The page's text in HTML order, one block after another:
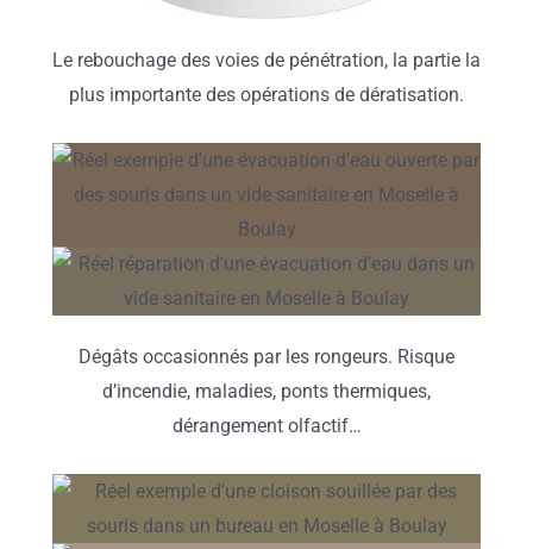
Le rebouchage des voies de pénétration, la partie la
plus importante des opérations de dératisation.
Dégâts occasionnés par les rongeurs. Risque
d’incendie, maladies, ponts thermiques,
dérangement olfactif…